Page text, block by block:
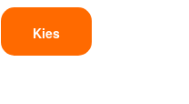
Kies